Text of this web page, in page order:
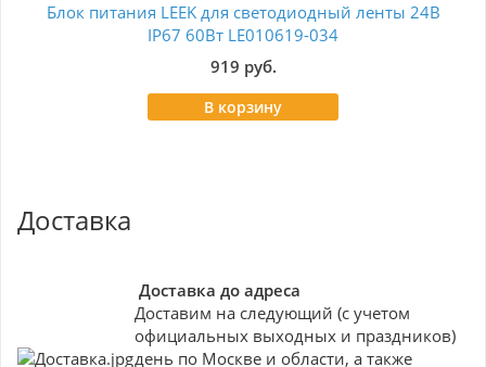
Блок питания LEEK для светодиодный ленты 24В
IP67 60Вт LE010619-034
919 руб.
В корзину
Доставка
Доставка до адреса
Доставим на следующий (с учетом
официальных выходных и праздников)
день по Москве и области, а также